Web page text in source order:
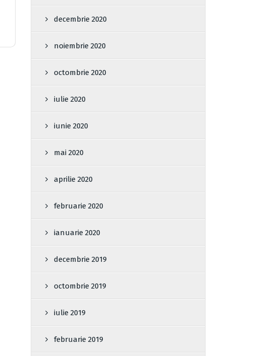
decembrie 2020
noiembrie 2020
octombrie 2020
iulie 2020
iunie 2020
mai 2020
aprilie 2020
februarie 2020
ianuarie 2020
decembrie 2019
octombrie 2019
iulie 2019
februarie 2019